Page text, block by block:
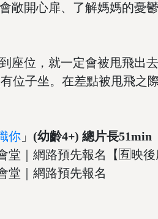
敞開心扉、了解媽媽的憂
座位，就一定會被甩飛出
位子坐。在差點被甩飛之
你 」 (幼齡4+) 總片長51min
｜網路預先報名【🈶映後
堂｜網路預先報名